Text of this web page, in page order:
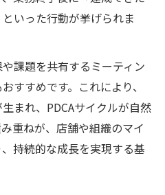
いった行動が挙げられま
課題を共有するミーティン
すすめです。これにより、
まれ、PDCAサイクルが自然
重ねが、店舗や組織のマイ
持続的な成長を実現する基